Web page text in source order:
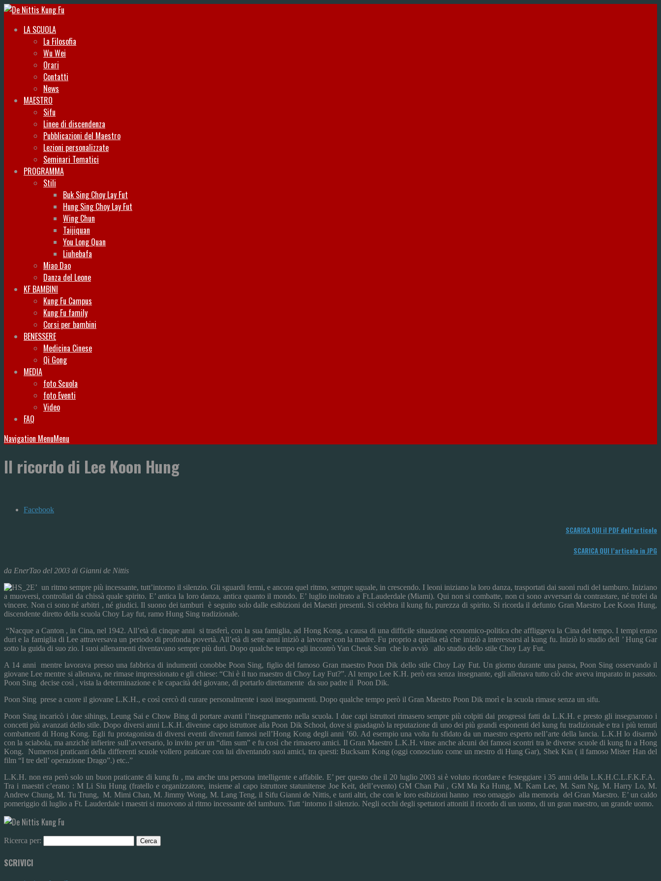
LA SCUOLA
La Filosofia
Wu Wei
Orari
Contatti
News
MAESTRO
Sifu
Linee di discendenza
Pubblicazioni del Maestro
Lezioni personalizzate
Seminari Tematici
PROGRAMMA
Stili
Buk Sing Choy Lay Fut
Hung Sing Choy Lay Fut
Wing Chun
Taijiquan
You Long Quan
Liuhebafa
Miao Dao
Danza del Leone
KF BAMBINI
Kung Fu Campus
Kung Fu family
Corsi per bambini
BENESSERE
Medicina Cinese
Qi Gong
MEDIA
foto Scuola
foto Eventi
Video
FAQ
Navigation MenuMenu
Il ricordo di Lee Koon Hung
Facebook
SCARICA QUI il PDF dell’articolo
SCARICA QUI l’articolo in JPG
da EnerTao del 2003 di Gianni de Nittis
E’ un ritmo sempre più incessante, tutt’intorno il silenzio. Gli sguardi fermi, e ancora quel ritmo, sempre uguale, in crescendo. I leoni iniziano la loro danza, trasportati dai suoni rudi del tamburo. Iniziano
a muoversi, controllati da chissà quale spirito. E’ antica la loro danza, antica quanto il mondo. E’ luglio inoltrato a Ft.Lauderdale (Miami). Qui non si combatte, non ci sono avversari da contrastare, né trofei da
vincere. Non ci sono né arbitri , né giudici. Il suono dei tamburi è seguito solo dalle esibizioni dei Maestri presenti. Si celebra il kung fu, purezza di spirito. Si ricorda il defunto Gran Maestro Lee Koon Hung,
discendente diretto della scuola Choy Lay fut, ramo Hung Sing tradizionale.
“Nacque a Canton , in Cina, nel 1942. All’età di cinque anni si trasferì, con la sua famiglia, ad Hong Kong, a causa di una difficile situazione economico-politica che affliggeva la Cina del tempo. I tempi erano
duri e la famiglia di Lee attraversava un periodo di profonda povertà. All’età di sette anni iniziò a lavorare con la madre. Fu proprio a quella età che iniziò a interessarsi al kung fu. Iniziò lo studio dell ’ Hung Gar
sotto la guida di suo zio. I suoi allenamenti diventavano sempre più duri. Dopo qualche tempo egli incontrò Yan Cheuk Sun che lo avviò allo studio dello stile Choy Lay Fut.
A 14 anni mentre lavorava presso una fabbrica di indumenti conobbe Poon Sing, figlio del famoso Gran maestro Poon Dik dello stile Choy Lay Fut. Un giorno durante una pausa, Poon Sing osservando il
giovane Lee mentre si allenava, ne rimase impressionato e gli chiese: “Chi è il tuo maestro di Choy Lay Fut?”. Al tempo Lee K.H. però era senza insegnante, egli allenava tutto ciò che aveva imparato in passato.
Poon Sing decise così , vista la determinazione e le capacità del giovane, di portarlo direttamente da suo padre il Poon Dik.
Poon Sing prese a cuore il giovane L.K.H., e così cercò di curare personalmente i suoi insegnamenti. Dopo qualche tempo però il Gran Maestro Poon Dik morì e la scuola rimase senza un sifu.
Poon Sing incaricò i due sihings, Leung Sai e Chow Bing di portare avanti l’insegnamento nella scuola. I due capi istruttori rimasero sempre più colpiti dai progressi fatti da L.K.H. e presto gli insegnarono i
concetti più avanzati dello stile. Dopo diversi anni L.K.H. divenne capo istruttore alla Poon Dik School, dove si guadagnò la reputazione di uno dei più grandi esponenti del kung fu tradizionale e tra i più temuti
combattenti di Hong Kong. Egli fu protagonista di diversi eventi divenuti famosi nell’Hong Kong degli anni ’60. Ad esempio una volta fu sfidato da un maestro esperto nell’arte della lancia. L.K.H lo disarmò
con la sciabola, ma anziché infierire sull’avversario, lo invito per un “dim sum” e fu così che rimasero amici. Il Gran Maestro L.K.H. vinse anche alcuni dei famosi scontri tra le diverse scuole di kung fu a Hong
Kong. Numerosi praticanti della differenti scuole vollero praticare con lui diventando suoi amici, tra questi: Bucksam Kong (oggi conosciuto come un mestro di Hung Gar), Shek Kin ( il famoso Mister Han del
film “I tre dell’ operazione Drago”.) etc..”
L.K.H. non era però solo un buon praticante di kung fu , ma anche una persona intelligente e affabile. E’ per questo che il 20 luglio 2003 si è voluto ricordare e festeggiare i 35 anni della L.K.H.C.L.F.K.F.A.
Tra i maestri c’erano : M Li Siu Hung (fratello e organizzatore, insieme al capo istruttore statunitense Joe Keit, dell’evento) GM Chan Pui , GM Ma Ka Hung, M. Kam Lee, M. Sam Ng, M. Harry Lo, M.
Andrew Chung, M. Tu Trung, M. Mimi Chan, M. Jimmy Wong, M. Lang Teng, il Sifu Gianni de Nittis, e tanti altri, che con le loro esibizioni hanno reso omaggio alla memoria del Gran Maestro. E’ un caldo
pomeriggio di luglio a Ft. Lauderdale i maestri si muovono al ritmo incessante del tamburo. Tutt ‘intorno il silenzio. Negli occhi degli spettatori attoniti il ricordo di un uomo, di un gran maestro, un grande uomo.
Ricerca per:
SCRIVICI